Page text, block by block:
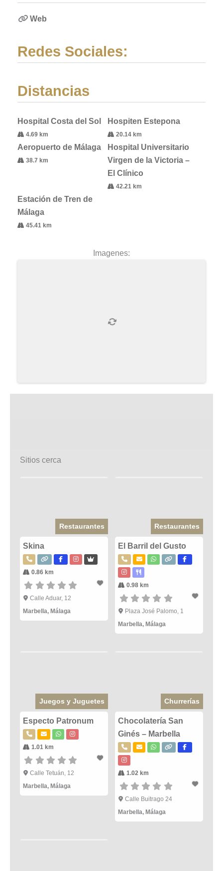
Web
Redes Sociales:
Distancias
Hospital Costa del Sol
4.69 km
Hospiten Estepona
20.14 km
Aeropuerto de Málaga
38.7 km
Hospital Universitario
Virgen de la Victoria –
El Clínico
42.21 km
Estación de Tren de
Málaga
45.41 km
Imagenes:
Sitios cerca
Restaurantes
Skina
0.86 km
Calle Aduar, 12
Marbella, Málaga
Restaurantes
El Barril del Gusto
0.98 km
Plaza José Palomo, 1
Marbella, Málaga
Juegos y Juguetes
Especto Patronum
1.01 km
Calle Tetuán, 12
Marbella, Málaga
Churrerías
Chocolatería San
Ginés – Marbella
1.02 km
Calle Buitrago 24
Marbella, Málaga